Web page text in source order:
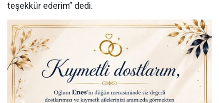
teşekkür ederim” dedi.